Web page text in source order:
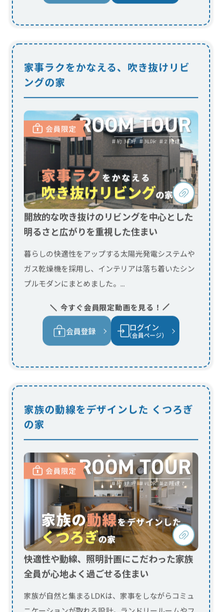
開放的な吹き抜けのリビングを中心とした
明るさと広がりを重視した住まい
暮らしの快適性をアップする太陽光発電システムや
ガス乾燥機を採用し、インテリアは落ち着いたシン
プルモダンにまとめました。...
今すぐ会員限定動画を見る！
会員登録 ログイン
（会員ページ）
家族の動線をデザインした くつろぎ
の家
快適性や動線、照明計画にこだわった家族
全員が心地よく過ごせる住まい
家族が自然と集まるLDKは、家事をしながらコミュ
ニケーションが取れる設計。ランドリールームやフ
ァミリークロークを回遊動線でつなぐことで、効
率...
今すぐ会員限定動画を見る！
会員登録 （会員ページ）